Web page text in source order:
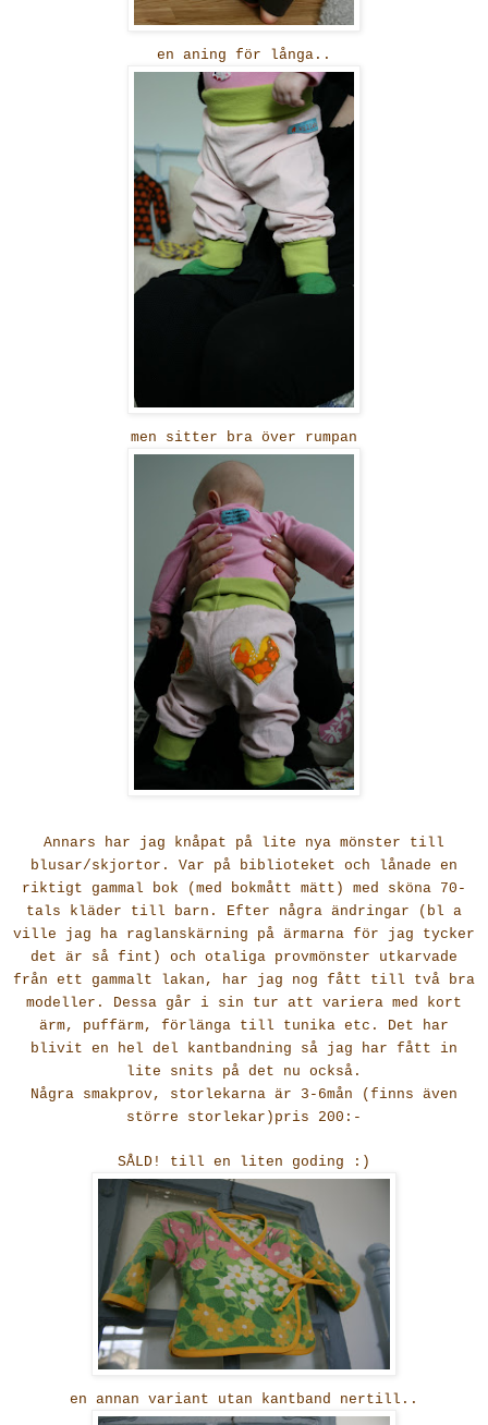
en aning för långa..
men sitter bra över rumpan
Annars har jag knåpat på lite nya mönster till
blusar/skjortor. Var på biblioteket och lånade en
riktigt gammal bok (med bokmått mätt) med sköna 70-
tals kläder till barn. Efter några ändringar (bl a
ville jag ha raglanskärning på ärmarna för jag tycker
det är så fint) och otaliga provmönster utkarvade
från ett gammalt lakan, har jag nog fått till två bra
modeller. Dessa går i sin tur att variera med kort
ärm, puffärm, förlänga till tunika etc. Det har
blivit en hel del kantbandning så jag har fått in
lite snits på det nu också.
Några smakprov, storlekarna är 3-6mån (finns även
större storlekar)pris 200:-
SÅLD! till en liten goding :)
en annan variant utan kantband nertill..